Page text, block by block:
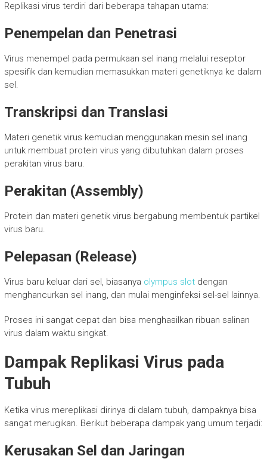
Replikasi virus terdiri dari beberapa tahapan utama:
Penempelan dan Penetrasi
Virus menempel pada permukaan sel inang melalui reseptor
spesifik dan kemudian memasukkan materi genetiknya ke dalam
sel.
Transkripsi dan Translasi
Materi genetik virus kemudian menggunakan mesin sel inang
untuk membuat protein virus yang dibutuhkan dalam proses
perakitan virus baru.
Perakitan (Assembly)
Protein dan materi genetik virus bergabung membentuk partikel
virus baru.
Pelepasan (Release)
Virus baru keluar dari sel, biasanya olympus slotdengan
menghancurkan sel inang, dan mulai menginfeksi sel-sel lainnya.
Proses ini sangat cepat dan bisa menghasilkan ribuan salinan
virus dalam waktu singkat.
Dampak Replikasi Virus pada
Tubuh
Ketika virus mereplikasi dirinya di dalam tubuh, dampaknya bisa
sangat merugikan. Berikut beberapa dampak yang umum terjadi:
Kerusakan Sel dan Jaringan